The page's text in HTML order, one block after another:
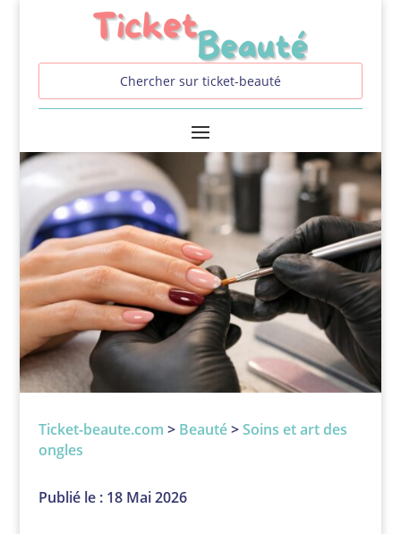
Ticket-beaute.com > Beauté>Soins et art des
ongles
Publié le : 18 Mai 2026